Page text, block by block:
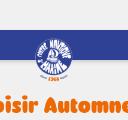
Centre
nautique
de
Marine